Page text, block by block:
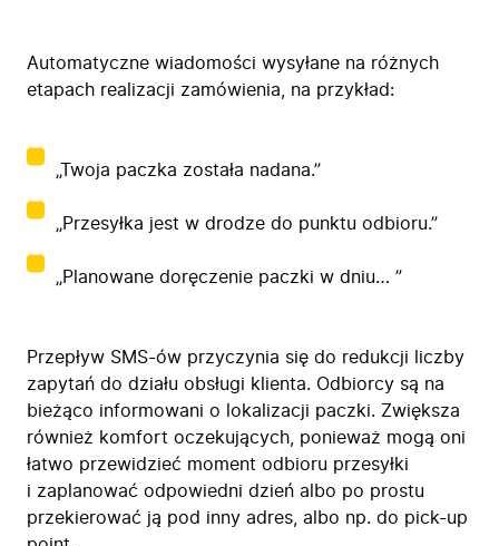
Automatyczne wiadomości wysyłane na różnych
etapach realizacji zamówienia, na przykład:
„Twoja paczka została nadana.”
„Przesyłka jest w drodze do punktu odbioru.”
„Planowane doręczenie paczki w dniu… ”
Przepływ SMS-ów przyczynia się do redukcji liczby
zapytań do działu obsługi klienta. Odbiorcy są na
bieżąco informowani o lokalizacji paczki. Zwiększa
również komfort oczekujących, ponieważ mogą oni
łatwo przewidzieć moment odbioru przesyłki
i zaplanować odpowiedni dzień albo po prostu
przekierować ją pod inny adres, albo np. do pick-up